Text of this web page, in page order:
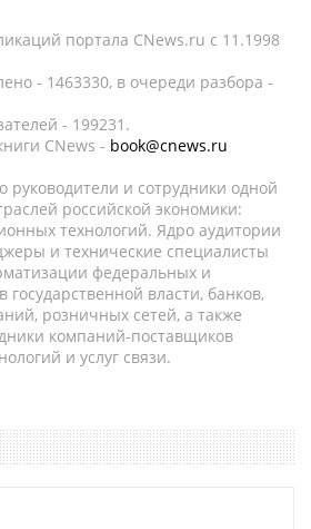
портала CNews.ru c 11.1998
- 1463330, в очереди разбора -
- 199231.
CNews - book@cnews.ru
руководители и сотрудники одной
российской экономики:
технологий. Ядро аудитории
и технические специалисты
федеральных и
государственной власти, банков,
розничных сетей, а также
компаний-поставщиков
и услуг связи.